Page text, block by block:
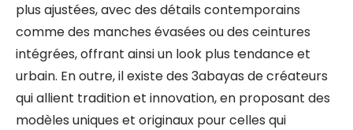
plus ajustées, avec des détails contemporains
comme des manches évasées ou des ceintures
intégrées, offrant ainsi un look plus tendance et
urbain. En outre, il existe des 3abayas de créateurs
qui allient tradition et innovation, en proposant des
modèles uniques et originaux pour celles qui